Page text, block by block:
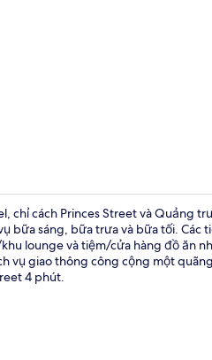
chỉ cách Princes Street và Quảng
bữa sáng, bữa trưa và bữa tối. Các
lounge và tiệm/cửa hàng đồ ăn
vụ giao thông công cộng một
4 phút.